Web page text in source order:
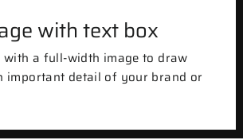
with text box
with a full-width image to draw
important detail of your brand or